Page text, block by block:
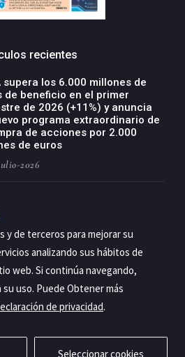
recientes
supera los 6.000 millones de
de beneficio en el primer
de 2026 (+11%) y anuncia
programa extraordinario de
de acciones por 2.000
de euros
2026
agro con un modelo global
presente en siete
2026
y de terceros para mejorar su
analizando sus hábitos de
web. Si continúa navegando,
uso. Puede Obtener más
de privacidad.
Seleccionar cookies